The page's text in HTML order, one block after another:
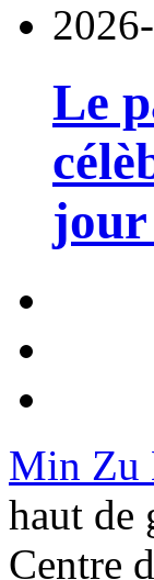
Le
jour
Min Zu
haut de
Centre